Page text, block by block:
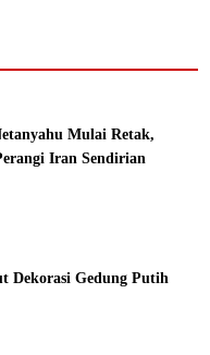
Mulai Retak,
Iran Sendirian
Dekorasi Gedung Putih